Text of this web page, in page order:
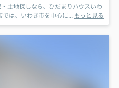
土地探しなら、ひだまりハウスいわ
き店では、いわき市を中心に... もっと見る